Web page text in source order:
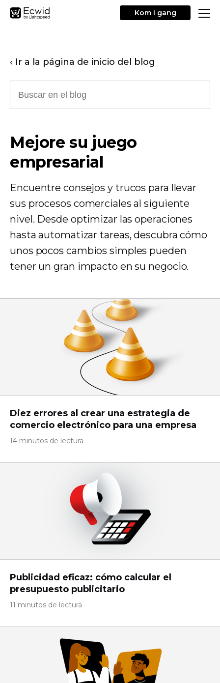
Kom i gang
‹ Ir a la página de inicio del blog
Mejore su juego
empresarial
Encuentre consejos y trucos para llevar
sus procesos comerciales al siguiente
nivel. Desde optimizar las operaciones
hasta automatizar tareas, descubra cómo
unos pocos cambios simples pueden
tener un gran impacto en su negocio.
Diez errores al crear una estrategia de
comercio electrónico para una empresa
14 minutos de lectura
Publicidad eficaz: cómo calcular el
presupuesto publicitario
11 minutos de lectura